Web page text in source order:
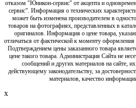
отказом "Юникон-сервис" от акцепта и
сервис". Информация о технических
может быть изменена производителем в
товаров на фотографиях, представленных в
оригиналов. Информация о цене товара,
отличаться от фактической к моменту оформления
Подтверждением цены заказанного товара
цене такого товара. Администрация Сайта не
сообщений и других материалов на сайте,
действующему законодательству, за
материалов, качество
x